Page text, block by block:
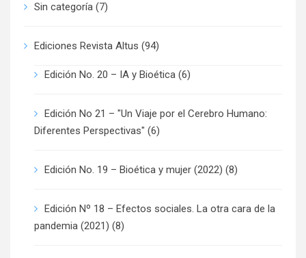
Sin categoría (7)
Ediciones Revista Altus (94)
Edición No. 20 – IA y Bioética (6)
Edición No 21 – "Un Viaje por el Cerebro Humano:
Diferentes Perspectivas" (6)
Edición No. 19 – Bioética y mujer (2022) (8)
Edición Nº 18 – Efectos sociales. La otra cara de la
pandemia (2021) (8)